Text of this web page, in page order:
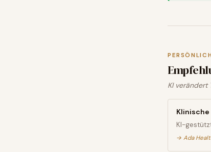
KI verändert
KI-
→ Ada